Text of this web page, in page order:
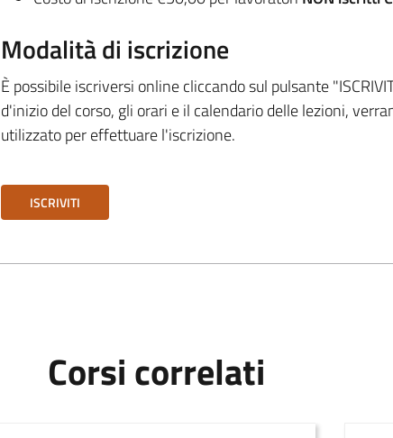
Modalità di iscrizione
È possibile iscriversi online cliccando sul pulsante
d'inizio del corso, gli orari e il calendario delle lezioni,
utilizzato per effettuare l'iscrizione.
ISCRIVITI
Corsi correlati